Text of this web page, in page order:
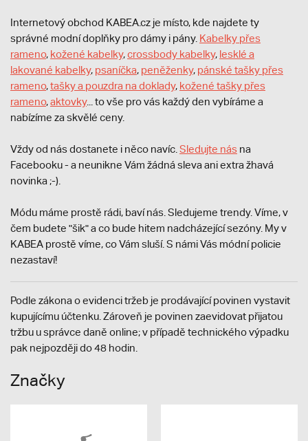
Internetový obchod KABEA.cz je místo, kde najdete ty
správné modní doplňky pro dámy i pány. Kabelky přes
rameno, kožené kabelky,crossbody kabelky, lesklé a
lakované kabelky, psaníčka, peněženky, pánské tašky přes
rameno,tašky a pouzdra na doklady, kožené tašky přes
rameno,aktovky... to vše pro vás každý den vybíráme a
nabízíme za skvělé ceny.
Vždy od nás dostanete i něco navíc. Sledujte nás na
Facebooku - a neunikne Vám žádná sleva ani extra žhavá
novinka ;-).
Módu máme prostě rádi, baví nás. Sledujeme trendy. Víme, v
čem budete "šik" a co bude hitem nadcházející sezóny. My v
KABEA prostě víme, co Vám sluší. S námi Vás módní policie
nezastaví!
Podle zákona o evidenci tržeb je prodávající povinen vystavit
kupujícímu účtenku. Zároveň je povinen zaevidovat přijatou
tržbu u správce daně online; v případě technického výpadku
pak nejpozději do 48 hodin.
Značky